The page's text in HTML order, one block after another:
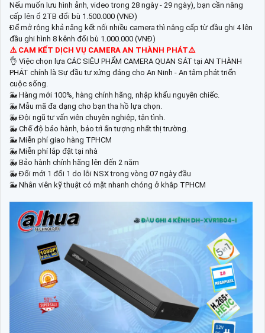
Nếu muốn lưu hình ảnh, video trong 28 ngày - 29 ngày), bạn cần nâng
cấp lên ổ 2TB đổi bù 1.500.000 (VNĐ)
Để mở rộng khả năng kết nối nhiều camera thì nâng cấp từ đầu ghi 4 lên
đầu ghi hình 8 kênh đổi bù 1.000.000 (VNĐ)
⚠️ CAM KẾT DỊCH VỤ CAMERA AN THÀNH PHÁT⚠️
👌 Việc chọn lựa CÁC SIÊU PHẨM CAMERA QUAN SÁT tại AN THÀNH
PHÁT chính là Sự đầu tư xứng đáng cho An Ninh - An tâm phát triển
cuộc sống.
🐳 Hàng mới 100%, hàng chính hãng, nhập khẩu nguyên chiếc.
🐳 Mẫu mã đa dạng cho bạn tha hồ lựa chọn.
🐳 Đội ngũ tư vấn viên chuyên nghiệp, tận tình.
🐳 Chế độ bảo hành, bảo trì ấn tượng nhất thị trường.
🐳 Miễn phí giao hàng TPHCM
🐳 Miễn phí lắp đặt tại nhà
🐳 Bảo hành chính hãng lên đến 2 năm
🐳 Đổi mới 1 đổi 1 do lỗi NSX trong vòng 07 ngày đầu
🐳 Nhân viên kỹ thuật có mặt nhanh chóng ở khắp TPHCM